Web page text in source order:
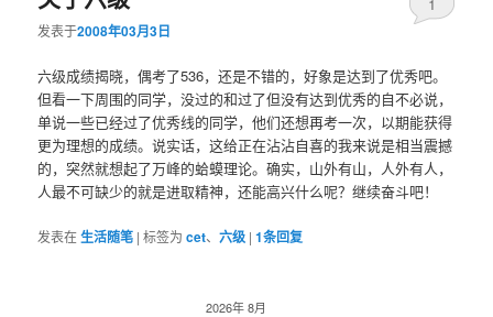
发表于2008年03月3日
1
六级成绩揭晓，偶考了536，还是不错的，好象是达到了优秀吧。
但看一下周围的同学，没过的和过了但没有达到优秀的自不必说，
单说一些已经过了优秀线的同学，他们还想再考一次，以期能获得
更为理想的成绩。说实话，这给正在沾沾自喜的我来说是相当震撼
的，突然就想起了万峰的蛤蟆理论。确实，山外有山，人外有人，
人最不可缺少的就是进取精神，还能高兴什么呢？继续奋斗吧！
发表在生活随笔 |标签为 cet、六级 |1条回复
2026年 8月